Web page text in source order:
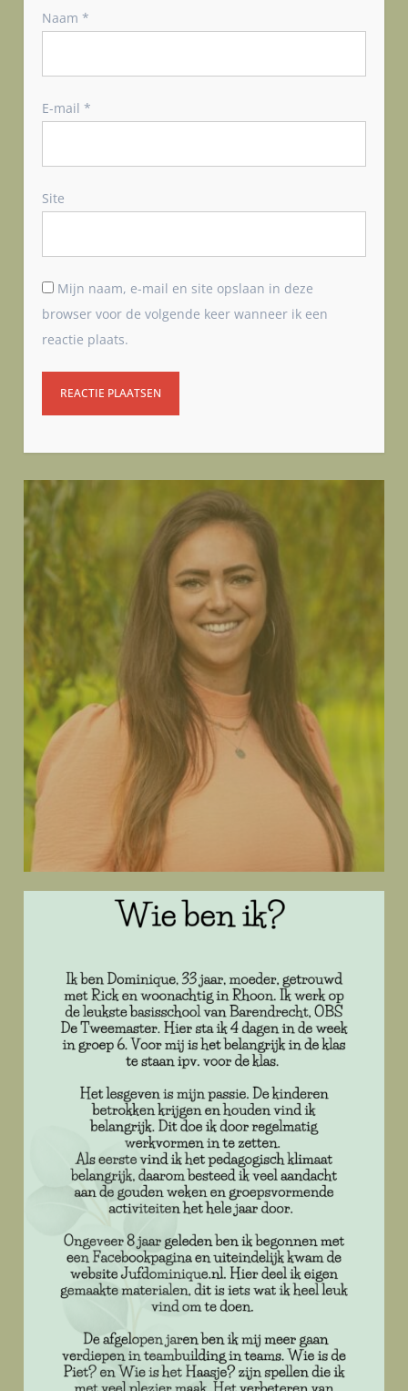
Naam*
E-mail*
Site
Mijn naam, e-mail en site opslaan in deze
browser voor de volgende keer wanneer ik een
reactie plaats.